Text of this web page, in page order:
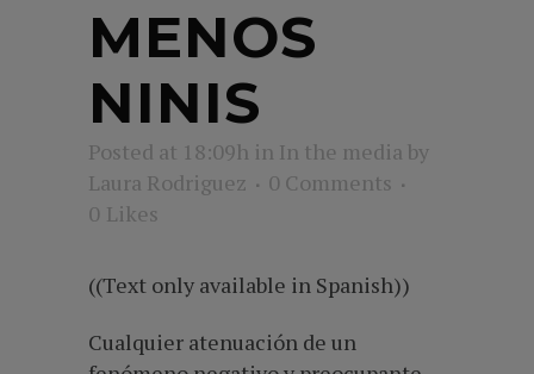
MENOS
NINIS
Posted at 18:09h in In the media by
Laura Rodriguez
0 Comments
0 Likes
((Text only available in Spanish))
Cualquier atenuación de un